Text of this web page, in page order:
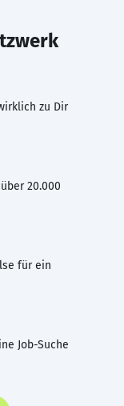
zu Dir
20.000
für ein
Job-Suche